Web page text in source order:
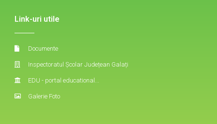
Link-uri utile
Documente
Inspectoratul Școlar Județean Galați
EDU - portal educational...
Galerie Foto